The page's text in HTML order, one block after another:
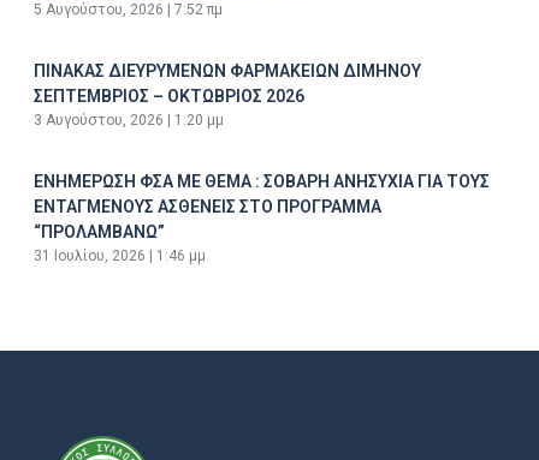
5 Αυγούστου, 2026 7:52 πμ
ΠΙΝΑΚΑΣ ΔΙΕΥΡΥΜΕΝΩΝ ΦΑΡΜΑΚΕΙΩΝ ΔΙΜΗΝΟΥ
ΣΕΠΤΕΜΒΡΙΟΣ – ΟΚΤΩΒΡΙΟΣ 2026
3 Αυγούστου, 2026 1:20 μμ
ΕΝΗΜΕΡΩΣΗ ΦΣΑ ΜΕ ΘΕΜΑ : ΣΟΒΑΡΗ ΑΝΗΣΥΧΙΑ ΓΙΑ ΤΟΥΣ
ΕΝΤΑΓΜΕΝΟΥΣ ΑΣΘΕΝΕΙΣ ΣΤΟ ΠΡΟΓΡΑΜΜΑ
“ΠΡΟΛΑΜΒΑΝΩ”
31 Ιουλίου, 2026 1:46 μμ